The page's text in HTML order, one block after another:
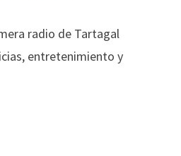
radio de Tartagal
entretenimiento y